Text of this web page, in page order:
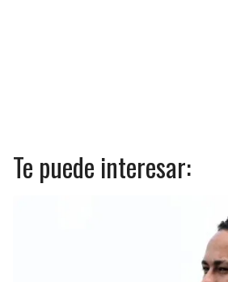
Te puede interesar: